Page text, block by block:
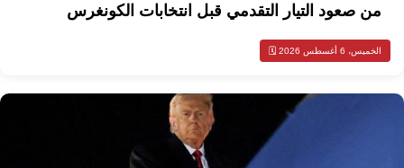
من صعود التيار التقدمي قبل انتخابات الكونغرس
الخميس، 6 أغسطس 2026 🗓️